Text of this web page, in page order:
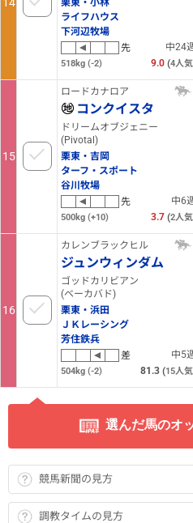
ライフハウス
下河辺牧場
先
中24
518kg (-2) 9.0 (4人
15
ロードカナロア
コンクイスタ
ドリームオブジェニー
(Pivotal)
栗東・吉岡
ターフ・スポート
谷川牧場
先
中6
500kg (+10) 3.7 (2人
16
カレンブラックヒル
ジュンウィンダム
ゴッドカリビアン
(ベーカバド)
栗東・浜田
ＪＫレーシング
芳住鉄兵
差
中5
504kg (-2) 81.3 (15人
選んだ馬のオ
競馬新聞の見方
調教タイムの見方